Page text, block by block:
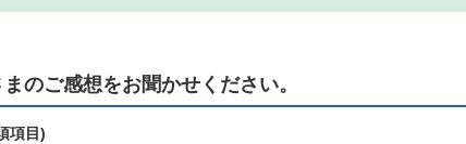
のご感想をお聞かせください。
項目)